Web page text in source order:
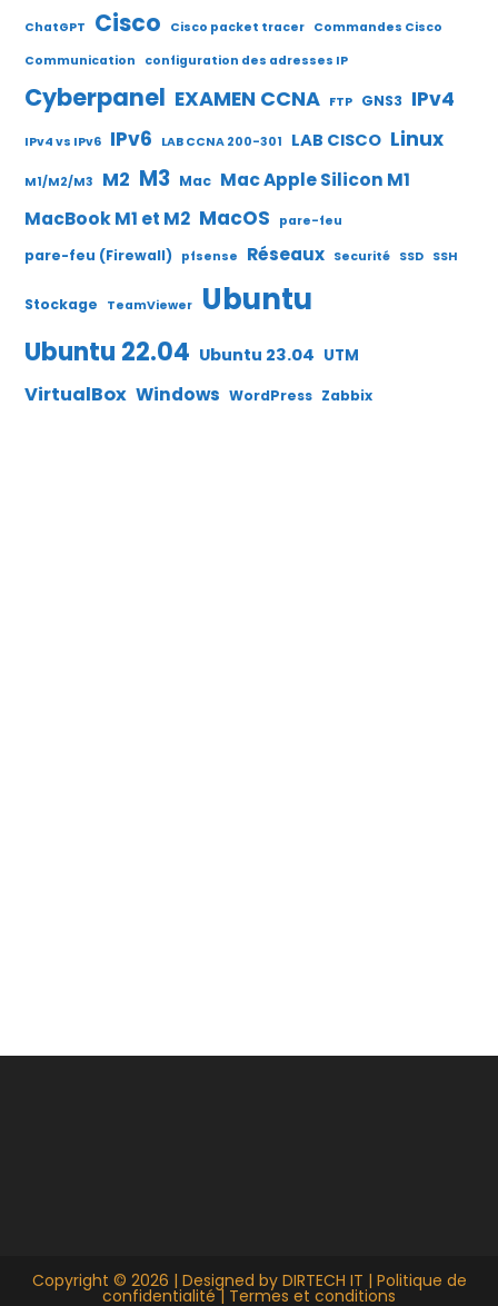
ChatGPT Cisco Cisco packet tracer Commandes Cisco
Communication
configuration des adresses IP
Cyberpanel EXAMEN CCNA FTP GNS3 IPv4
IPv4 vs IPv6 IPv6 LAB CCNA 200-301 LAB CISCO Linux
M1/M2/M3 M2 M3 Mac Mac Apple Silicon M1
MacBook M1 et M2 MacOS pare-feu
pare-feu (Firewall) pfsense Réseaux Securité SSD SSH
Stockage TeamViewer Ubuntu
Ubuntu 22.04 Ubuntu 23.04 UTM
VirtualBox Windows WordPress Zabbix
Copyright © 2026 | Designed by DIRTECH IT | Politique de
confidentialité| Termes et conditions